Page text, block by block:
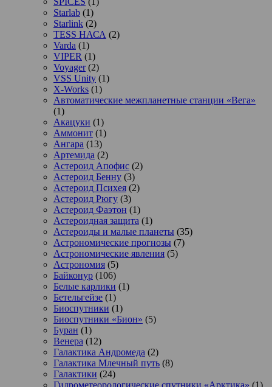
Starlab (1)
Starlink (2)
TESS НАСА (2)
Varda (1)
VIPER (1)
Voyager(2)
VSS Unity (1)
X-Works (1)
Автоматические межпланетные станции «Вега»
(1)
Акацуки (1)
Аммонит (1)
Ангара (13)
Артемида (2)
Астероид Апофис (2)
Астероид Бенну (3)
Астероид Психея (2)
Астероид Рюгу (3)
Астероид Фаэтон (1)
Астероидная защита (1)
Астероиды и малые планеты (35)
Астрономические прогнозы (7)
Астрономические явления (5)
Астрономия (5)
Байконур (106)
Белые карлики (1)
Бетельгейзе (1)
Биоспутники (1)
Биоспутники «Бион» (5)
Буран (1)
Венера (12)
Галактика Андромеда (2)
Галактика Млечный путь (8)
Галактики (24)
Гидрометеорологические спутники «Арктика» (1)